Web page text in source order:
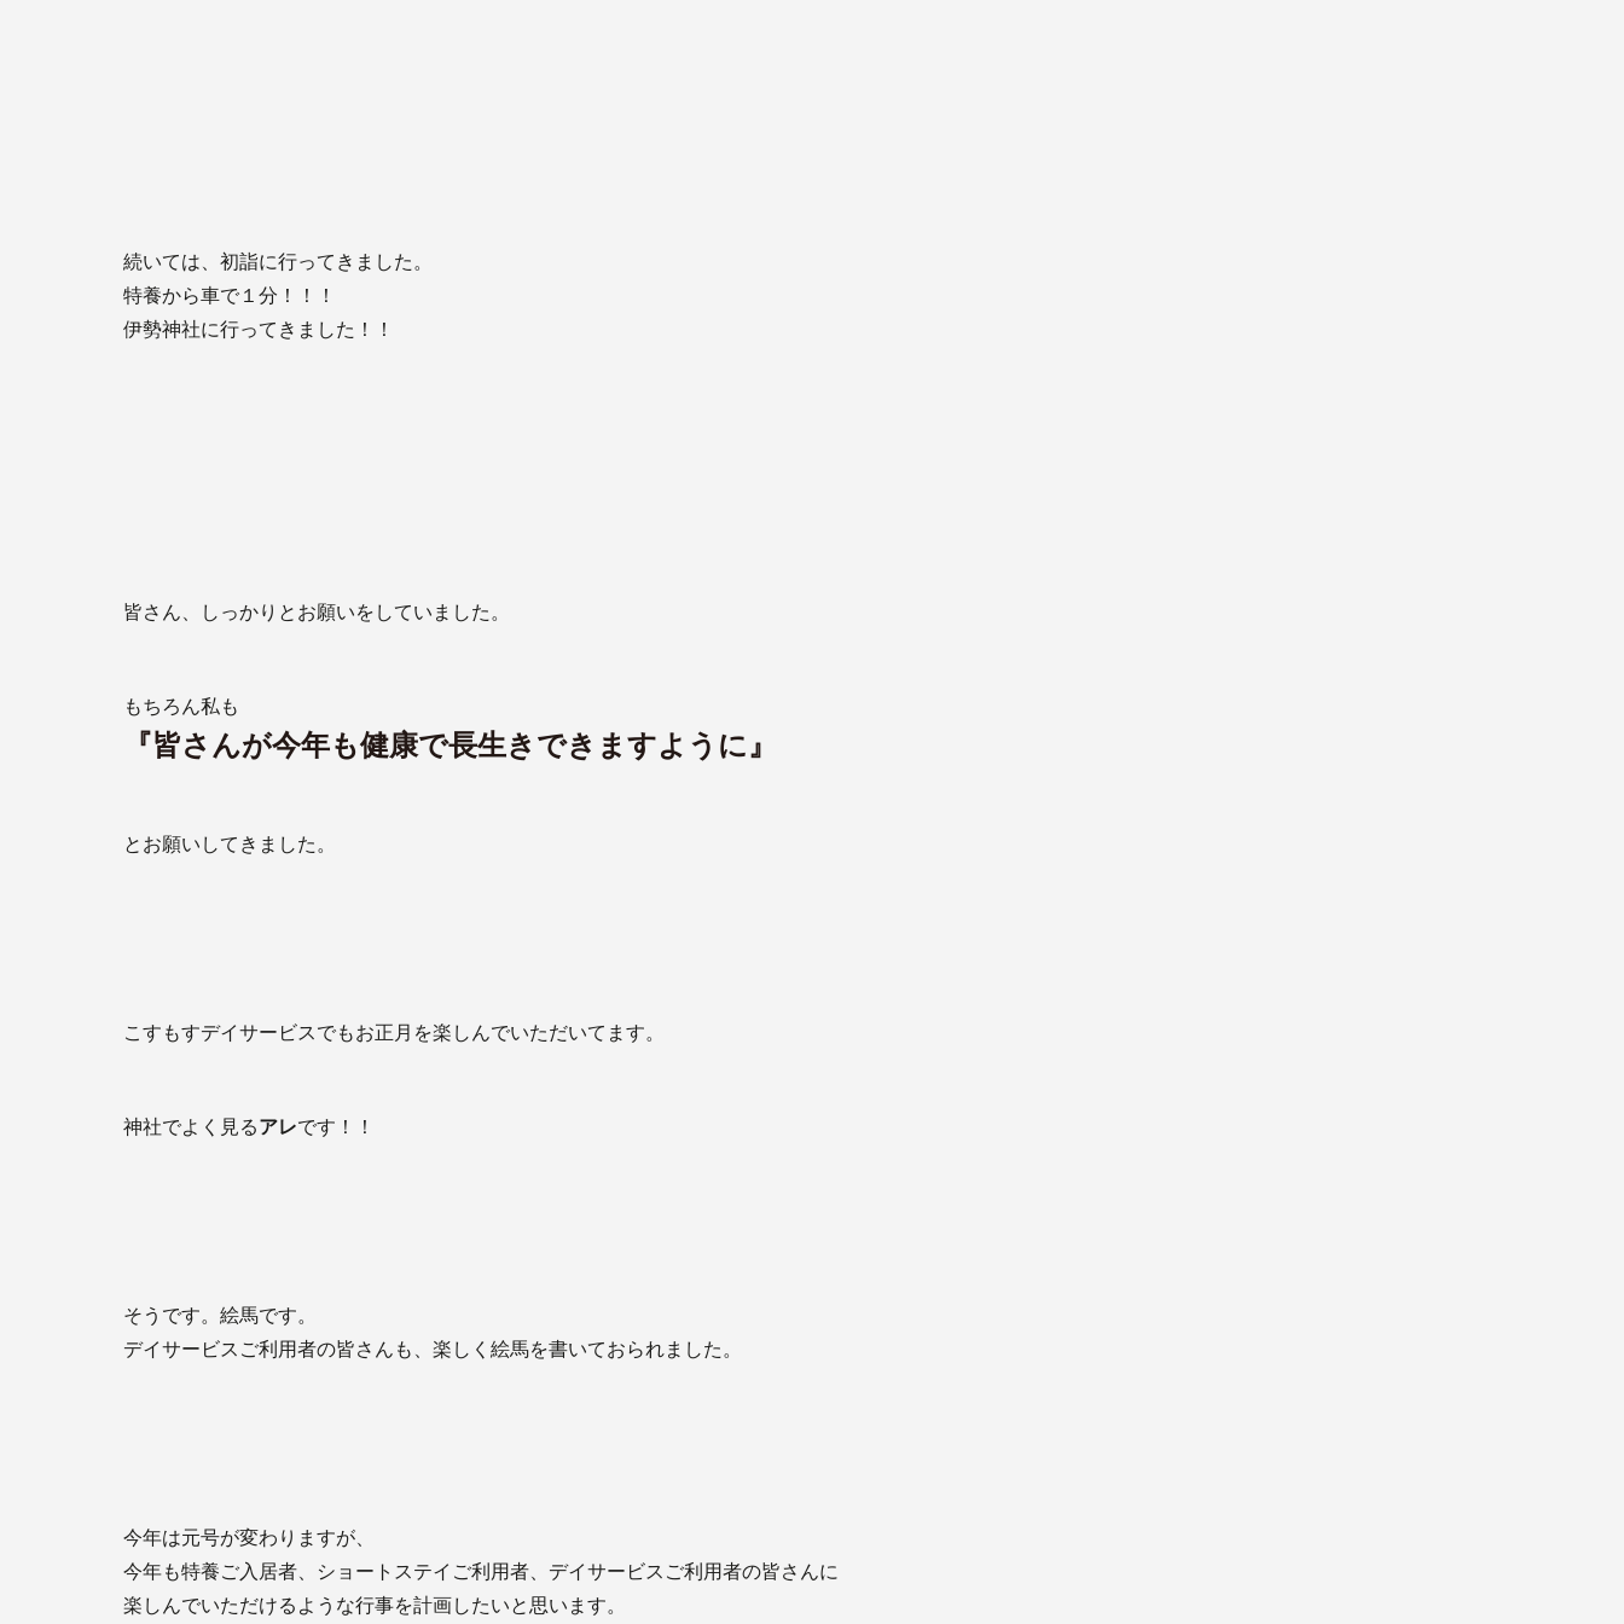
続いては、初詣に行ってきました。
特養から車で１分！！！
伊勢神社に行ってきました！！
皆さん、しっかりとお願いをしていました。
もちろん私も
『皆さんが今年も健康で長生きできますように』
とお願いしてきました。
こすもすデイサービスでもお正月を楽しんでいただいてます。
神社でよく見るアレです！！
そうです。絵馬です。
デイサービスご利用者の皆さんも、楽しく絵馬を書いておられました。
今年は元号が変わりますが、
今年も特養ご入居者、ショートステイご利用者、デイサービスご利用者の皆さんに
楽しんでいただけるような行事を計画したいと思います。